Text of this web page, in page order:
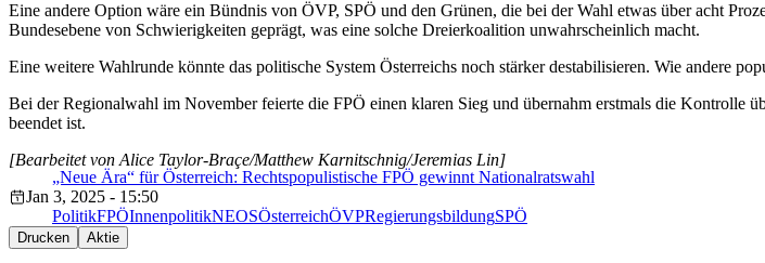
Eine andere Option wäre ein Bündnis von ÖVP, SPÖ und den Grünen, die bei der Wahl etwas über acht
Bundesebene von Schwierigkeiten geprägt, was eine solche Dreierkoalition unwahrscheinlich macht.
Eine weitere Wahlrunde könnte das politische System Österreichs noch stärker destabilisieren. Wie andere
Bei der Regionalwahl im November feierte die FPÖ einen klaren Sieg und übernahm erstmals die Kontrolle
beendet ist.
„Neue Ära“ für Österreich: Rechtspopulistische FPÖ gewinnt Nationalratswahl
[Bearbeitet von Alice Taylor-Braçe/Matthew Karnitschnig/Jeremias Lin]
Jan 3, 2025 - 15:50
PolitikFPÖInnenpolitikNEOSÖsterreichÖVPRegierungsbildungSPÖ
Drucken Aktie